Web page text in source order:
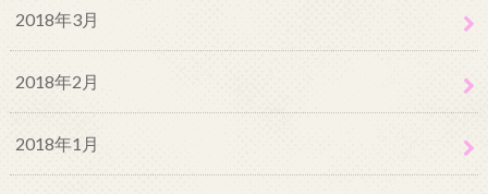
2018年3月
2018年2月
2018年1月